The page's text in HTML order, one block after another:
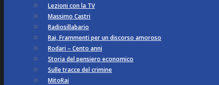
Lezioni con la TV
Massimo Castri
Radiosillabario
Rai, Frammenti per un discorso amoroso
Rodari – Cento anni
Storia del pensiero economico
Sulle tracce del crimine
MitoRai